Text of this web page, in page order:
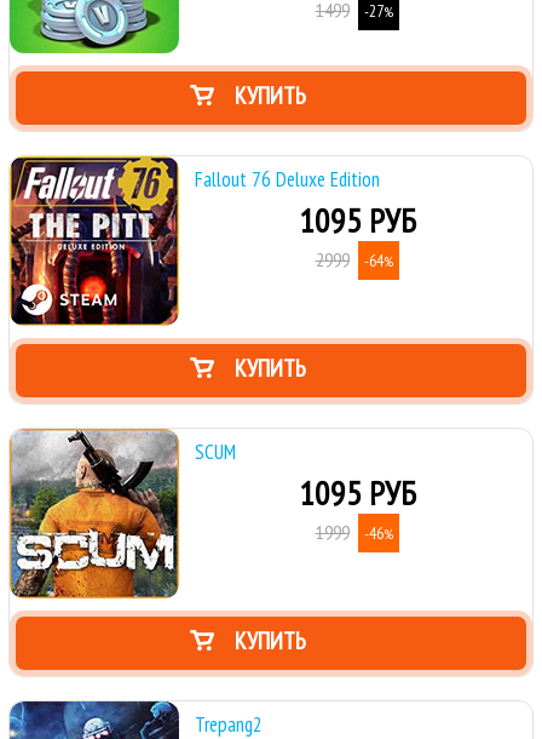
1499 -27%
КУПИТЬ
Fallout 76 Deluxe Edition
1095 РУБ
2999 -64%
КУПИТЬ
SCUM
1095 РУБ
1999 -46%
КУПИТЬ
Trepang2